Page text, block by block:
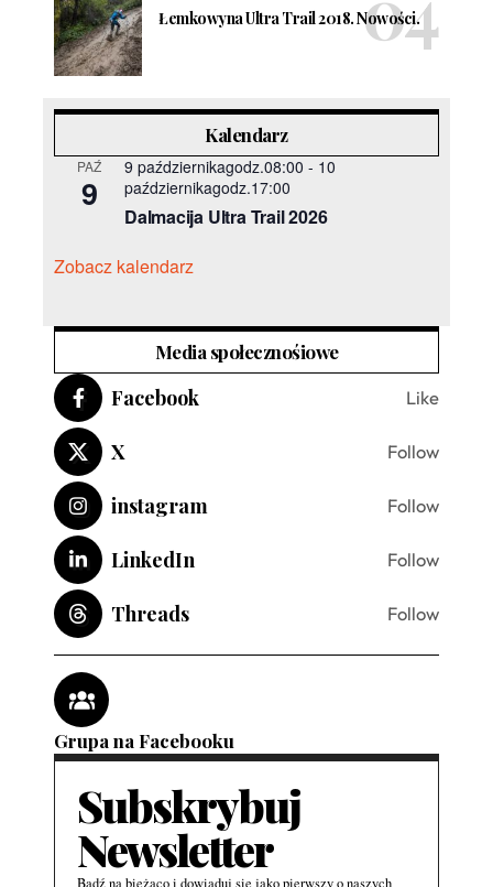
Łemkowyna Ultra Trail 2018. Nowości.
Kalendarz
PAŹ
9
9 październikagodz.08:00 - 10
październikagodz.17:00
Dalmacija Ultra Trail 2026
Zobacz kalendarz
Media społecznośiowe
Facebook Like
X Follow
instagram Follow
LinkedIn Follow
Threads Follow
Grupa na Facebooku
Subskrybuj
Newsletter